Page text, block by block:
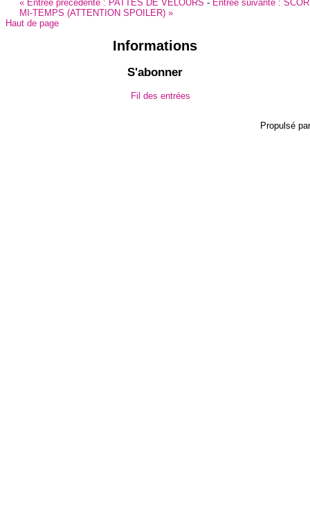
« Entrée précédente : PATTES DE VELOURS - Entrée suivante :
MI-TEMPS (ATTENTION SPOILER) »
Haut de page
Informations
S'abonner
Fil des entrées
Propulsé